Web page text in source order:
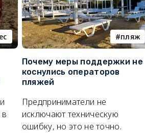
пляж
Почему меры поддержки не
коснулись операторов
пляжей
Предприниматели не
исключают техническую
ошибку, но это не точно.